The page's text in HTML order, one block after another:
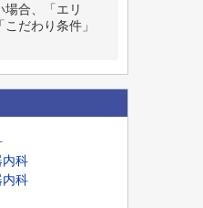
場合、「エリ
だわり条件」
内科
内科